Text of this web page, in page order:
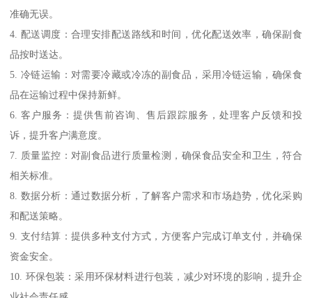
准确无误。
4. 配送调度：合理安排配送路线和时间，优化配送效率，确保副食
品按时送达。
5. 冷链运输：对需要冷藏或冷冻的副食品，采用冷链运输，确保食
品在运输过程中保持新鲜。
6. 客户服务：提供售前咨询、售后跟踪服务，处理客户反馈和投
诉，提升客户满意度。
7. 质量监控：对副食品进行质量检测，确保食品安全和卫生，符合
相关标准。
8. 数据分析：通过数据分析，了解客户需求和市场趋势，优化采购
和配送策略。
9. 支付结算：提供多种支付方式，方便客户完成订单支付，并确保
资金安全。
10. 环保包装：采用环保材料进行包装，减少对环境的影响，提升企